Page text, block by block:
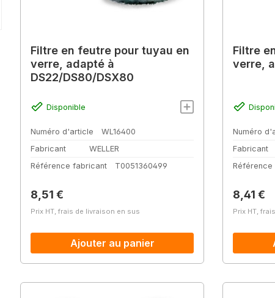
Filtre en feutre pour tuyau en
verre, adapté à
DS22/DS80/DSX80
Disponible
Numéro d'article
WL16400
Fabricant
WELLER
Référence fabricant
T0051360499
Prix régulier :
8,51 €
Prix HT, frais de livraison en sus
Ajouter au panier
Filtre
verre,
Numéro
Fabricant
Prix
8,41 €
Prix HT,